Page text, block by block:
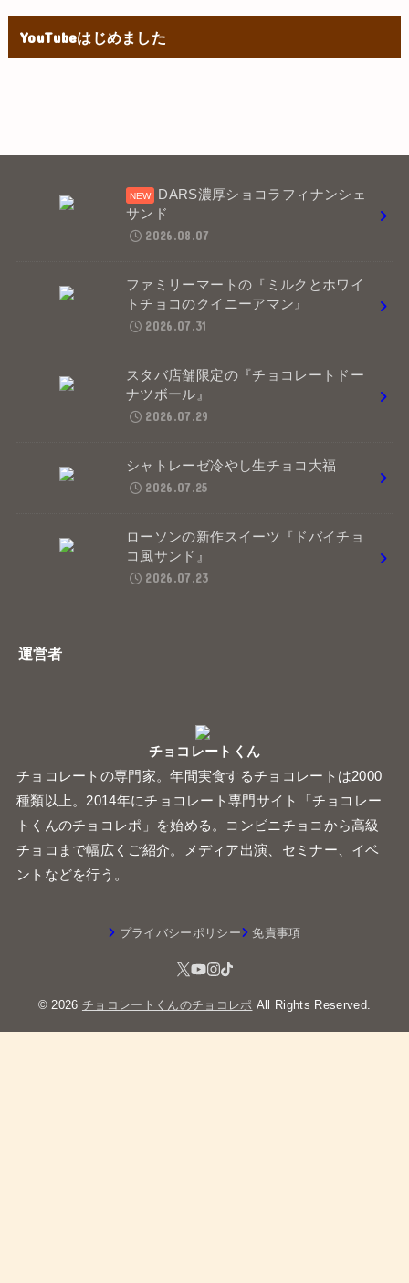
YouTubeはじめました
DARS濃厚ショコラフィナンシェ
サンド
2026.08.07
ファミリーマートの『ミルクとホワイ
トチョコのクイニーアマン』
2026.07.31
スタバ店舗限定の『チョコレートドー
ナツボール』
2026.07.29
シャトレーゼ冷やし生チョコ大福
2026.07.25
ローソンの新作スイーツ『ドバイチョ
コ風サンド』
2026.07.23
運営者
チョコレートくん
チョコレートの専門家。年間実食するチョコレートは2000
種類以上。2014年にチョコレート専門サイト「チョコレー
トくんのチョコレポ」を始める。コンビニチョコから高級
チョコまで幅広くご紹介。メディア出演、セミナー、イベ
ントなどを行う。
プライバシーポリシー 免責事項
© 2026 チョコレートくんのチョコレポ All Rights Reserved.